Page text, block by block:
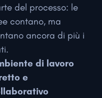
del processo: le
contano, ma
ancora di più i
di lavoro
e